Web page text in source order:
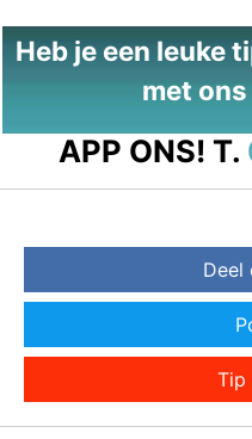
Heb je een leuke
met
APP ONS! T.
Deel
Tip